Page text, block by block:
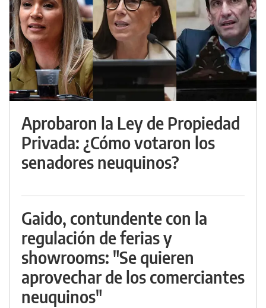
Aprobaron la Ley de Propiedad
Privada: ¿Cómo votaron los
senadores neuquinos?
Gaido, contundente con la
regulación de ferias y
showrooms: "Se quieren
aprovechar de los comerciantes
neuquinos"